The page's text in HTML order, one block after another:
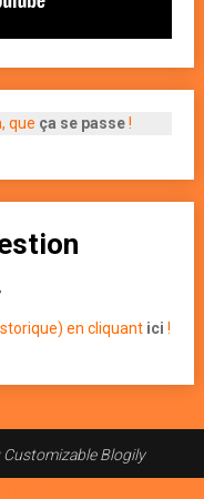
que ça se passe!
en cliquant ici !
Customizable Blogily